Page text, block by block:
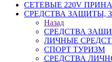
СЕТЕВЫЕ 220V
СРЕДСТВА ЗАЩИТЫ,
Назад
СРЕДСТВА
ЛИЧНЫЕ
СПОРТ ТУРИЗМ
СРЕДСТВА